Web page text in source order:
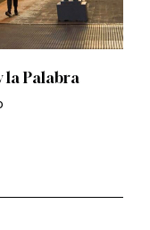
la Palabra